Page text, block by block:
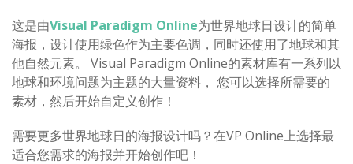
这是由Visual Paradigm Online为世界地球日设计的简单
海报，设计使用绿色作为主要色调，同时还使用了地球和其
他自然元素。 Visual Paradigm Online的素材库有一系列以
地球和环境问题为主题的大量资料， 您可以选择所需要的
素材，然后开始自定义创作！
需要更多世界地球日的海报设计吗？在VP Online上选择最
适合您需求的海报并开始创作吧！